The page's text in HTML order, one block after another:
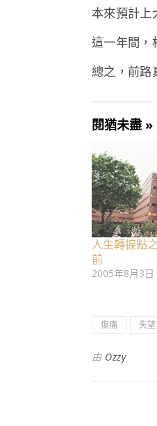
本來預計上
這一年間，
總之，前路
閱猶未盡 »
人生轉捩點
前
2005年8月3日
傷痛 失望
由 Ozzy